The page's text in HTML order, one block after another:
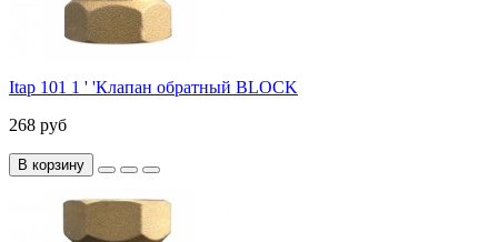
Itap 101 1 ' 'Клапан обратный BLOCK
268 руб
В корзину